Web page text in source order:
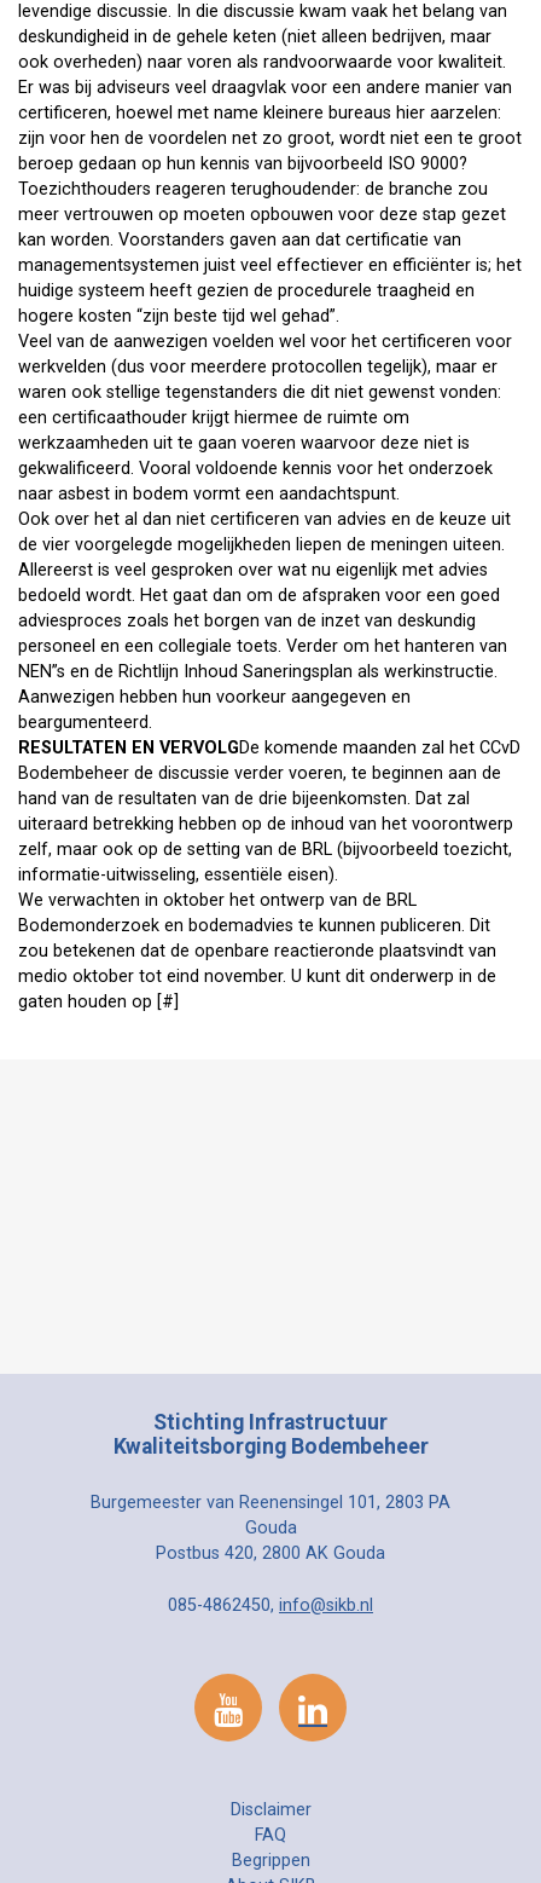
levendige discussie. In die discussie kwam vaak het belang van
deskundigheid in de gehele keten (niet alleen bedrijven, maar
ook overheden) naar voren als randvoorwaarde voor kwaliteit.
Er was bij adviseurs veel draagvlak voor een andere manier van
certificeren, hoewel met name kleinere bureaus hier aarzelen:
zijn voor hen de voordelen net zo groot, wordt niet een te groot
beroep gedaan op hun kennis van bijvoorbeeld ISO 9000?
Toezichthouders reageren terughoudender: de branche zou
meer vertrouwen op moeten opbouwen voor deze stap gezet
kan worden. Voorstanders gaven aan dat certificatie van
managementsystemen juist veel effectiever en efficiënter is; het
huidige systeem heeft gezien de procedurele traagheid en
hogere kosten “zijn beste tijd wel gehad”.
Veel van de aanwezigen voelden wel voor het certificeren voor
werkvelden (dus voor meerdere protocollen tegelijk), maar er
waren ook stellige tegenstanders die dit niet gewenst vonden:
een certificaathouder krijgt hiermee de ruimte om
werkzaamheden uit te gaan voeren waarvoor deze niet is
gekwalificeerd. Vooral voldoende kennis voor het onderzoek
naar asbest in bodem vormt een aandachtspunt.
Ook over het al dan niet certificeren van advies en de keuze uit
de vier voorgelegde mogelijkheden liepen de meningen uiteen.
Allereerst is veel gesproken over wat nu eigenlijk met advies
bedoeld wordt. Het gaat dan om de afspraken voor een goed
adviesproces zoals het borgen van de inzet van deskundig
personeel en een collegiale toets. Verder om het hanteren van
NEN”s en de Richtlijn Inhoud Saneringsplan als werkinstructie.
Aanwezigen hebben hun voorkeur aangegeven en
beargumenteerd.
RESULTATEN EN VERVOLGDe komende maanden zal het CCvD
Bodembeheer de discussie verder voeren, te beginnen aan de
hand van de resultaten van de drie bijeenkomsten. Dat zal
uiteraard betrekking hebben op de inhoud van het voorontwerp
zelf, maar ook op de setting van de BRL (bijvoorbeeld toezicht,
informatie-uitwisseling, essentiële eisen).
We verwachten in oktober het ontwerp van de BRL
Bodemonderzoek en bodemadvies te kunnen publiceren. Dit
zou betekenen dat de openbare reactieronde plaatsvindt van
medio oktober tot eind november. U kunt dit onderwerp in de
gaten houden op [#]
Stichting Infrastructuur
Kwaliteitsborging Bodembeheer
Burgemeester van Reenensingel 101, 2803 PA
Gouda
Postbus 420, 2800 AK Gouda
085-4862450, info@sikb.nl
Disclaimer
FAQ
Begrippen